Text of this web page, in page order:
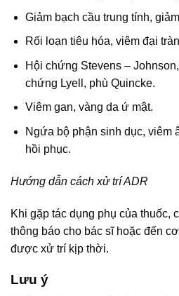
Giảm bạch cầu trung tính,
Rối loạn tiêu hóa, viêm đại
Hội chứng Stevens –
chứng Lyell, phù Quincke.
Viêm gan, vàng da ứ mật.
Ngứa bộ phận sinh dục, viêm
hồi phục.
Hướng dẫn cách xử trí ADR
Khi gặp tác dụng phụ của thuốc,
thông báo cho bác sĩ hoặc đến
được xử trí kịp thời.
Lưu ý